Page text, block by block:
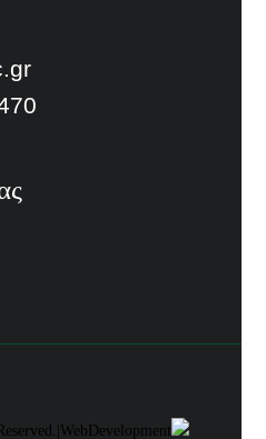
| Web Development